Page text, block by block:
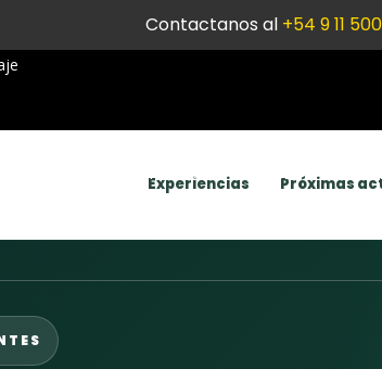
Mentora CLUB 2025
Experiencias Próximas
Contactanos al +54 9 11